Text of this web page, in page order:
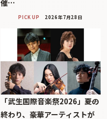
催…
PICK UP 2026年7月28日
「武生国際音楽祭2026」――夏の
終わり、豪華アーティストが